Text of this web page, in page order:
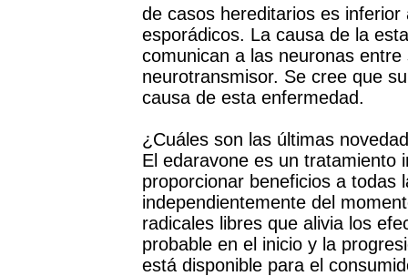
de casos hereditarios es
esporádicos. La causa de la
comunican a las neuronas
neurotransmisor. Se cree que
causa de esta enfermedad.
¿Cuáles son las últimas
El edaravone es un tratamiento
proporcionar beneficios a todas
independientemente del
radicales libres que alivia los
probable en el inicio y la
está disponible para el